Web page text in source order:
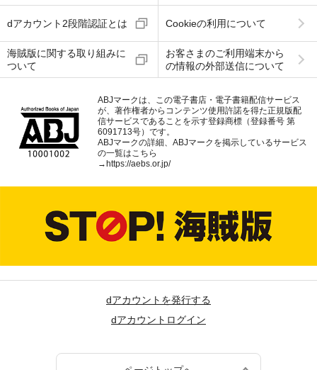
dアカウント2段階認証とは Cookieの利用について
海賊版に関する取り組みに
ついて
お客さまのご利用端末から
の情報の外部送信について
ABJマークは、この電子書店・電子書籍配信サービス
が、著作権者からコンテンツ使用許諾を得た正規版配
信サービスであることを示す登録商標（登録番号 第
6091713号）です。
ABJマークの詳細、ABJマークを掲示しているサービス
の一覧はこちら
→ https://aebs.or.jp/
dアカウントを発行する
dアカウントログイン